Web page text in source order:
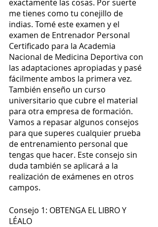
exactamente las cosas. Por suerte
me tienes como tu conejillo de
indias. Tomé este examen y el
examen de Entrenador Personal
Certificado para la Academia
Nacional de Medicina Deportiva con
las adaptaciones apropiadas y pasé
fácilmente ambos la primera vez.
También enseño un curso
universitario que cubre el material
para otra empresa de formación.
Vamos a repasar algunos consejos
para que superes cualquier prueba
de entrenamiento personal que
tengas que hacer. Este consejo sin
duda también se aplicará a la
realización de exámenes en otros
campos.
Consejo 1: OBTENGA EL LIBRO Y
LÉALO